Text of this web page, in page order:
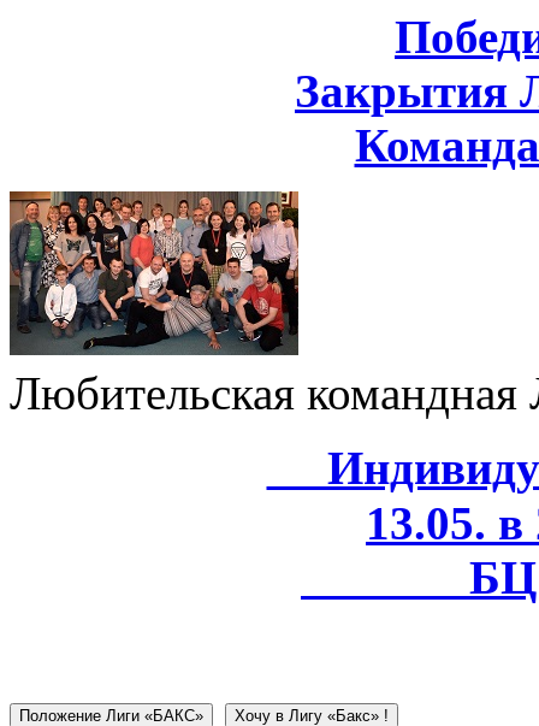
Закрытия
Любительская
13.05.
БЦ
Положение Лиги «БАКС» Хочу в Лигу «Бакс» !